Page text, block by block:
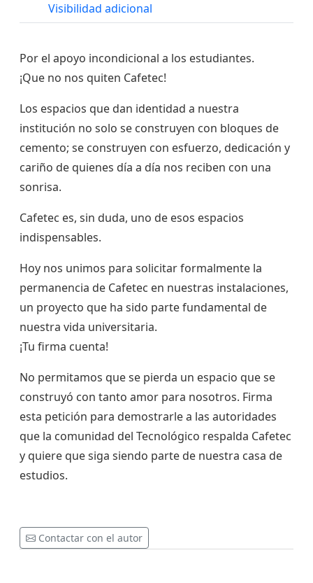
Visibilidad adicional
Por el apoyo incondicional a los estudiantes.
¡Que no nos quiten Cafetec!
Los espacios que dan identidad a nuestra
institución no solo se construyen con bloques de
cemento; se construyen con esfuerzo, dedicación y
cariño de quienes día a día nos reciben con una
sonrisa.
Cafetec es, sin duda, uno de esos espacios
indispensables.
Hoy nos unimos para solicitar formalmente la
permanencia de Cafetec en nuestras instalaciones,
un proyecto que ha sido parte fundamental de
nuestra vida universitaria.
¡Tu firma cuenta!
No permitamos que se pierda un espacio que se
construyó con tanto amor para nosotros. Firma
esta petición para demostrarle a las autoridades
que la comunidad del Tecnológico respalda Cafetec
y quiere que siga siendo parte de nuestra casa de
estudios.
Contactar con el autor